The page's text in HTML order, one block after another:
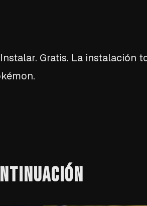
Gratis. La instalación